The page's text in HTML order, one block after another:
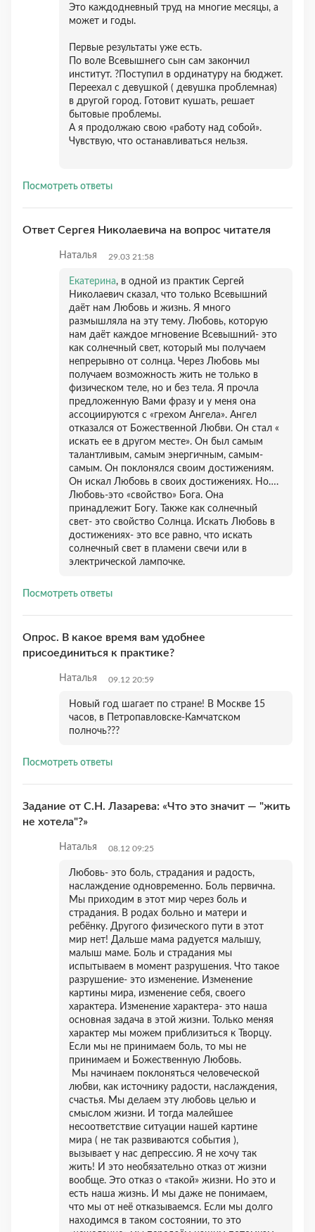
Это каждодневный труд на многие месяцы, а
может и годы.
Первые результаты уже есть.
По воле Всевышнего сын сам закончил
институт. ?Поступил в ординатуру на бюджет.
Переехал с девушкой ( девушка проблемная)
в другой город. Готовит кушать, решает
бытовые проблемы.
А я продолжаю свою «работу над собой».
Чувствую, что останавливаться нельзя.
Посмотреть ответы
Ответ Сергея Николаевича на вопрос читателя
Наталья 29.03 21:58
Екатерина, в одной из практик Сергей
Николаевич сказал, что только Всевышний
даёт нам Любовь и жизнь. Я много
размышляла на эту тему. Любовь, которую
нам даёт каждое мгновение Всевышний- это
как солнечный свет, который мы получаем
непрерывно от солнца. Через Любовь мы
получаем возможность жить не только в
физическом теле, но и без тела. Я прочла
предложенную Вами фразу и у меня она
ассоциируются с «грехом Ангела». Ангел
отказался от Божественной Любви. Он стал «
искать ее в другом месте». Он был самым
талантливым, самым энергичным, самым-
самым. Он поклонялся своим достижениям.
Он искал Любовь в своих достижениях. Но….
Любовь-это «свойство» Бога. Она
принадлежит Богу. Также как солнечный
свет- это свойство Солнца. Искать Любовь в
достижениях- это все равно, что искать
солнечный свет в пламени свечи или в
электрической лампочке.
Посмотреть ответы
Опрос. В какое время вам удобнее
присоединиться к практике?
Наталья 09.12 20:59
Новый год шагает по стране! В Москве 15
часов, в Петропавловске-Камчатском
полночь???
Посмотреть ответы
Задание от С.Н. Лазарева: «Что это значит — "жить
не хотела"?»
Наталья 08.12 09:25
Любовь- это боль, страдания и радость,
наслаждение одновременно. Боль первична.
Мы приходим в этот мир через боль и
страдания. В родах больно и матери и
ребёнку. Другого физического пути в этот
мир нет! Дальше мама радуется малышу,
малыш маме. Боль и страдания мы
испытываем в момент разрушения. Что такое
разрушение- это изменение. Изменение
картины мира, изменение себя, своего
характера. Изменение характера- это наша
основная задача в этой жизни. Только меняя
характер мы можем приблизиться к Творцу.
Если мы не принимаем боль, то мы не
принимаем и Божественную Любовь.
Мы начинаем поклоняться человеческой
любви, как источнику радости, наслаждения,
счастья. Мы делаем эту любовь целью и
смыслом жизни. И тогда малейшее
несоответствие ситуации нашей картине
мира ( не так развиваются события ),
вызывает у нас депрессию. Я не хочу так
жить! И это необязательно отказ от жизни
вообще. Это отказ о «такой» жизни. Но это и
есть наша жизнь. И мы даже не понимаем,
что мы от неё отказываемся. Если мы долго
находимся в таком состоянии, то это